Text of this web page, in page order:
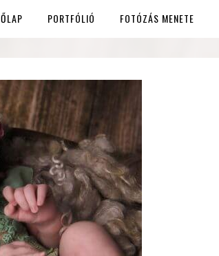
PORTFÓLIÓ FOTÓZÁS MENETE